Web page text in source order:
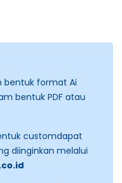
bentuk format Ai
bentuk PDF atau
customdapat
diinginkan melalui